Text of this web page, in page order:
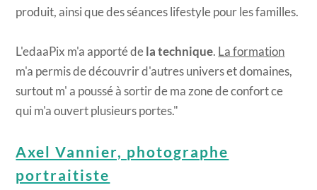
produit, ainsi que des séances lifestyle pour les familles.
L'edaaPix m'a apporté de la technique. La formation
m'a permis de découvrir d'autres univers et domaines,
surtout m' a poussé à sortir de ma zone de confort ce
qui m'a ouvert plusieurs portes."
Axel Vannier, photographe
portraitiste